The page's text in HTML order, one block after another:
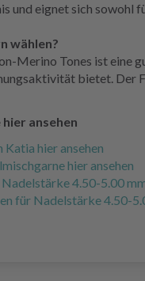
und eignet sich sowohl
wählen?
Merino Tones ist eine
bietet. Der
ansehen
Katia hier ansehen
hier ansehen
4.50-5.00
für Nadelstärke 4.50-